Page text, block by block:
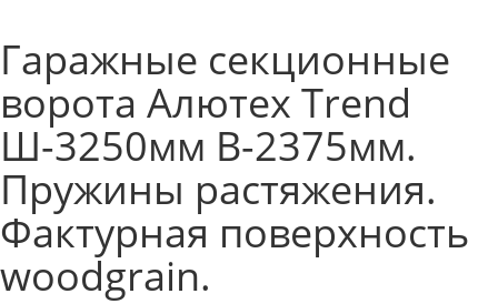
Гаражные секционные
ворота Алютех Trend
Ш-3250мм В-2375мм.
Пружины растяжения.
Фактурная поверхность
woodgrain.